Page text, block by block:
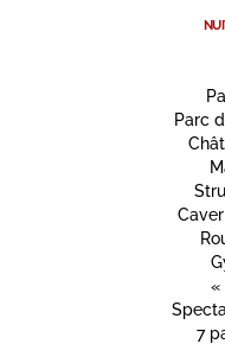
Parc
«
7